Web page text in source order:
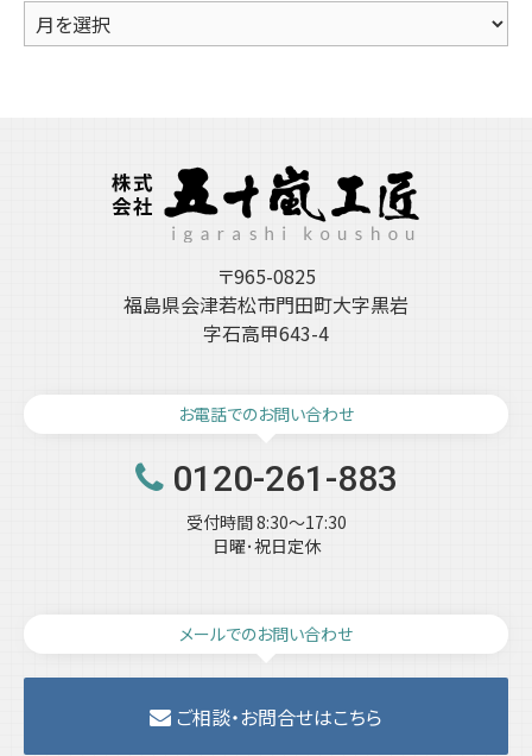
ア
ー
〒965-0825
福島県会津若松市門田町大字黒岩
字石高甲643-4
お電話でのお問い合わせ
0120-261-883
受付時間 8:30～17:30
日曜･祝日定休
メールでのお問い合わせ
ご相談・お問合せはこちら